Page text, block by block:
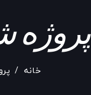
پروژه
خانه